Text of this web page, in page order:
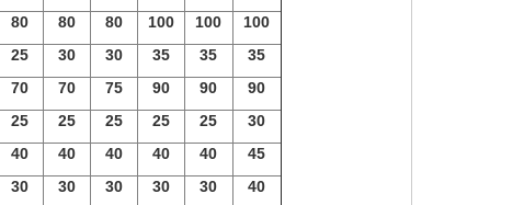
Các Loại Bộ Dẫn Động Thủy Lực
mai chi 23/ 04/ 2018
Nguyên lý vận hành cơ bản của dẫn
động thủy lực được áp dụng trong
nhiều loại truyền động khác nhau.
Trong các bộ dẫn động này, hai
80 80 80 100 100
100
25 30 30 35 35
35
70 70 75 90 90
90
25 25 25 25 25
30
40 40 40 40 40
45
30 30 30 30 30
40